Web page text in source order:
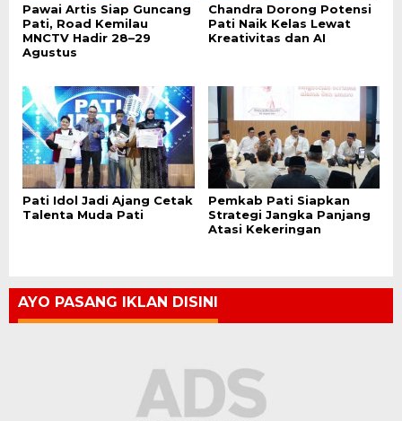
Pawai Artis Siap Guncang
Pati, Road Kemilau
MNCTV Hadir 28–29
Agustus
Chandra Dorong Potensi
Pati Naik Kelas Lewat
Kreativitas dan AI
Pati Idol Jadi Ajang Cetak
Talenta Muda Pati
Pemkab Pati Siapkan
Strategi Jangka Panjang
Atasi Kekeringan
AYO PASANG IKLAN DISINI